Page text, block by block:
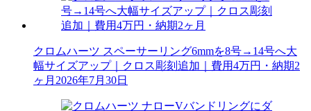
クロムハーツ スペーサーリング6mmを8号→14号へ大
幅サイズアップ｜クロス彫刻追加｜費用4万円・納期2
ヶ月 2026年7月30日